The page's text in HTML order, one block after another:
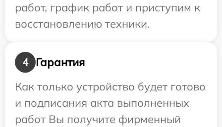
работ, график работ и приступим к
восстановлению техники.
4
Гарантия
Как только устройство будет готово
и подписания акта выполненных
работ Вы получите фирменный